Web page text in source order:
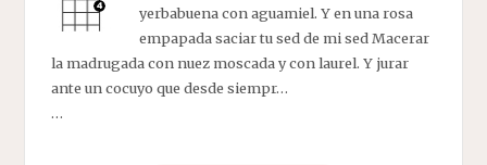
yerbabuena con aguamiel. Y en una rosa
empapada saciar tu sed de mi sed Macerar
la madrugada con nuez moscada y con laurel. Y jurar
ante un cocuyo que desde siempr…
…